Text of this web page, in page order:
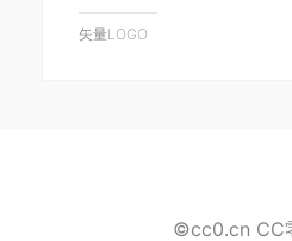
矢量LOGO
©cc0.cn CC